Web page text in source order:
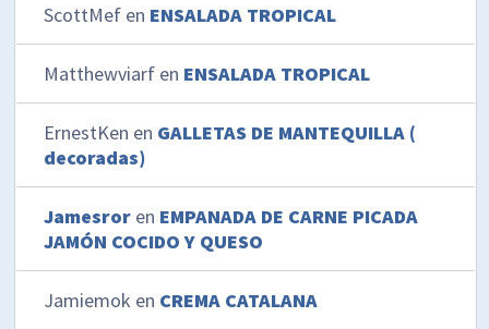
ScottMef en ENSALADA TROPICAL
Matthewviarf en ENSALADA TROPICAL
ErnestKen en GALLETAS DE MANTEQUILLA (
decoradas)
Jamesror en EMPANADA DE CARNE PICADA
JAMÓN COCIDO Y QUESO
Jamiemok en CREMA CATALANA